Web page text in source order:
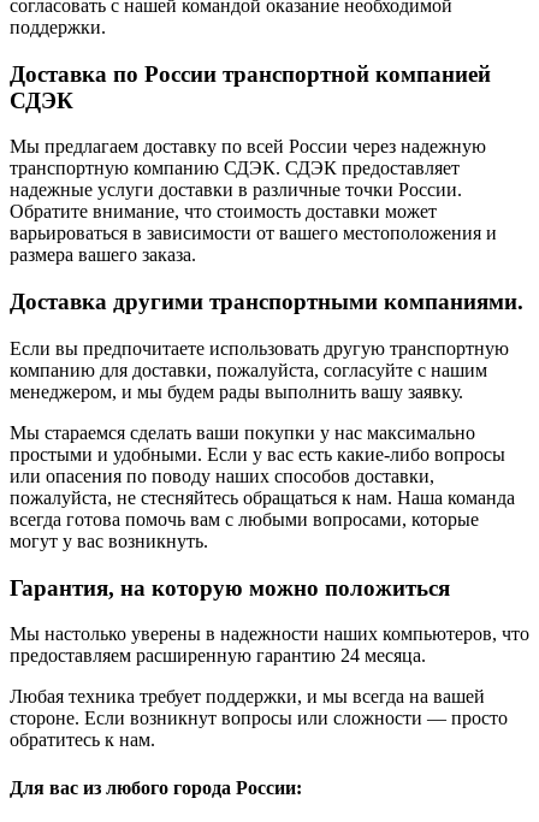
согласовать с нашей командой оказание необходимой
поддержки.
Доставка по России транспортной компанией
СДЭК
Мы предлагаем доставку по всей России через надежную
транспортную компанию СДЭК. СДЭК предоставляет
надежные услуги доставки в различные точки России.
Обратите внимание, что стоимость доставки может
варьироваться в зависимости от вашего местоположения и
размера вашего заказа.
Доставка другими транспортными компаниями.
Если вы предпочитаете использовать другую транспортную
компанию для доставки, пожалуйста, согласуйте с нашим
менеджером, и мы будем рады выполнить вашу заявку.
Мы стараемся сделать ваши покупки у нас максимально
простыми и удобными. Если у вас есть какие-либо вопросы
или опасения по поводу наших способов доставки,
пожалуйста, не стесняйтесь обращаться к нам. Наша команда
всегда готова помочь вам с любыми вопросами, которые
могут у вас возникнуть.
Гарантия, на которую можно положиться
Мы настолько уверены в надежности наших компьютеров, что
предоставляем расширенную гарантию 24 месяца.
Любая техника требует поддержки, и мы всегда на вашей
стороне. Если возникнут вопросы или сложности — просто
обратитесь к нам.
Для вас из любого города России: